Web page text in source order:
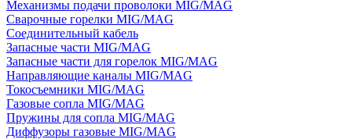
Механизмы подачи проволоки MIG/MAG
Сварочные горелки MIG/MAG
Соединительный кабель
Запасные части MIG/MAG
Запасные части для горелок MIG/MAG
Направляющие каналы MIG/MAG
Токосъемники MIG/MAG
Газовые сопла MIG/MAG
Пружины для сопла MIG/MAG
Диффузоры газовые MIG/MAG